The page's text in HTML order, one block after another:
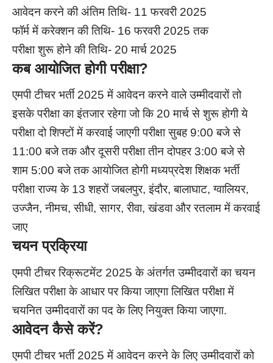
आवेदन करने की अंतिम तिथि- 11 फरवरी 2025
फॉर्म में करेक्शन की तिथि- 16 फरवरी 2025 तक
परीक्षा शुरू होने की तिथि- 20 मार्च 2025
कब आयोजित होगी परीक्षा?
एमपी टीचर भर्ती 2025 में आवेदन करने वाले उम्मीदवारों तो
इसके परीक्षा का इंतजार रहेगा जो कि 20 मार्च से शुरू होगी ये
परीक्षा दो शिफ्टों में करवाई जाएगी परीक्षा सुबह 9:00 बजे से
11:00 बजे तक और दूसरी परीक्षा तीन दोपहर 3:00 बजे से
शाम 5:00 बजे तक आयोजित होगी मध्यप्रदेश शिक्षक भर्ती
परीक्षा राज्य के 13 शहरों जबलपुर, इंदौर, बालाघाट, ग्वालियर,
उज्जैन, नीमच, सीधी, सागर, रीवा, खंडवा और रतलाम में करवाई
जाए
चयन प्रक्रिया
एमपी टीचर रिक्रूटमेंट 2025 के अंतर्गत उम्मीदवारों का चयन
लिखित परीक्षा के आधार पर किया जाएगा लिखित परीक्षा में
चयनित उम्मीदवारों का पद के लिए नियुक्त किया जाएगा.
आवेदन कैसे करें?
एमपी टीचर भर्ती 2025 में आवेदन करने के लिए उम्मीदवारों को